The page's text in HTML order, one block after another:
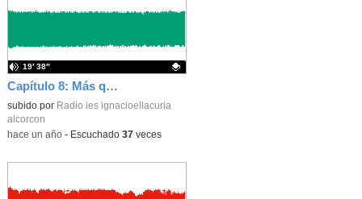
Capítulo 8: Más que profes
Contenido educativo.
subido por Radio ies ignacioellacuria
alcorcon
19′ 38″
-hace un año- Escuchado 37 veces